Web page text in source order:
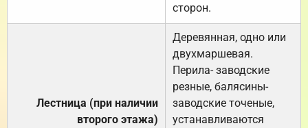
сторон.
Лестница (при наличии
второго этажа)
Деревянная, одно или
двухмаршевая.
Перила- заводские
резные, балясины-
заводские точеные,
устанавливаются